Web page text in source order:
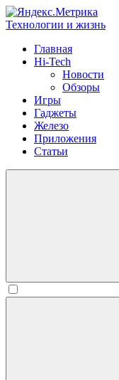
Технологии и жизнь
Главная
Hi-Tech
Новости
Обзоры
Игры
Гаджеты
Железо
Приложения
Статьи